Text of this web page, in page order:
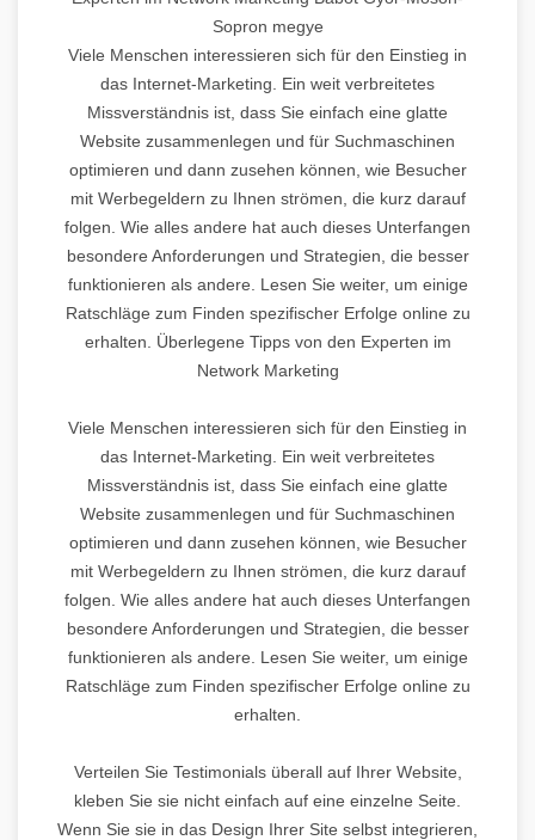
Sopron megye
Viele Menschen interessieren sich für den Einstieg in
das Internet-Marketing. Ein weit verbreitetes
Missverständnis ist, dass Sie einfach eine glatte
Website zusammenlegen und für Suchmaschinen
optimieren und dann zusehen können, wie Besucher
mit Werbegeldern zu Ihnen strömen, die kurz darauf
folgen. Wie alles andere hat auch dieses Unterfangen
besondere Anforderungen und Strategien, die besser
funktionieren als andere. Lesen Sie weiter, um einige
Ratschläge zum Finden spezifischer Erfolge online zu
erhalten. Überlegene Tipps von den Experten im
Network Marketing
Viele Menschen interessieren sich für den Einstieg in
das Internet-Marketing. Ein weit verbreitetes
Missverständnis ist, dass Sie einfach eine glatte
Website zusammenlegen und für Suchmaschinen
optimieren und dann zusehen können, wie Besucher
mit Werbegeldern zu Ihnen strömen, die kurz darauf
folgen. Wie alles andere hat auch dieses Unterfangen
besondere Anforderungen und Strategien, die besser
funktionieren als andere. Lesen Sie weiter, um einige
Ratschläge zum Finden spezifischer Erfolge online zu
erhalten.
Verteilen Sie Testimonials überall auf Ihrer Website,
kleben Sie sie nicht einfach auf eine einzelne Seite.
Wenn Sie sie in das Design Ihrer Site selbst integrieren,